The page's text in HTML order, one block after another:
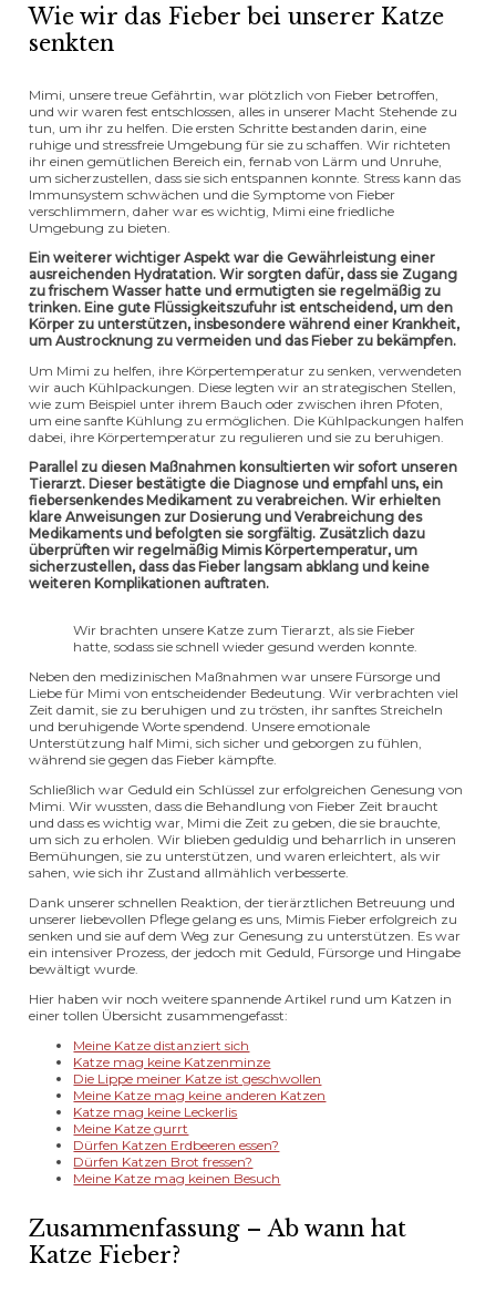
Wie wir das Fieber bei unserer Katze
senkten
Mimi, unsere treue Gefährtin, war plötzlich von Fieber betroffen,
und wir waren fest entschlossen, alles in unserer Macht Stehende zu
tun, um ihr zu helfen. Die ersten Schritte bestanden darin, eine
ruhige und stressfreie Umgebung für sie zu schaffen. Wir richteten
ihr einen gemütlichen Bereich ein, fernab von Lärm und Unruhe,
um sicherzustellen, dass sie sich entspannen konnte. Stress kann das
Immunsystem schwächen und die Symptome von Fieber
verschlimmern, daher war es wichtig, Mimi eine friedliche
Umgebung zu bieten.
Ein weiterer wichtiger Aspekt war die Gewährleistung einer
ausreichenden Hydratation. Wir sorgten dafür, dass sie Zugang
zu frischem Wasser hatte und ermutigten sie regelmäßig zu
trinken. Eine gute Flüssigkeitszufuhr ist entscheidend, um den
Körper zu unterstützen, insbesondere während einer Krankheit,
um Austrocknung zu vermeiden und das Fieber zu bekämpfen.
Um Mimi zu helfen, ihre Körpertemperatur zu senken, verwendeten
wir auch Kühlpackungen. Diese legten wir an strategischen Stellen,
wie zum Beispiel unter ihrem Bauch oder zwischen ihren Pfoten,
um eine sanfte Kühlung zu ermöglichen. Die Kühlpackungen halfen
dabei, ihre Körpertemperatur zu regulieren und sie zu beruhigen.
Parallel zu diesen Maßnahmen konsultierten wir sofort unseren
Tierarzt. Dieser bestätigte die Diagnose und empfahl uns, ein
fiebersenkendes Medikament zu verabreichen. Wir erhielten
klare Anweisungen zur Dosierung und Verabreichung des
Medikaments und befolgten sie sorgfältig. Zusätzlich dazu
überprüften wir regelmäßig Mimis Körpertemperatur, um
sicherzustellen, dass das Fieber langsam abklang und keine
weiteren Komplikationen auftraten.
Wir brachten unsere Katze zum Tierarzt, als sie Fieber
hatte, sodass sie schnell wieder gesund werden konnte.
Neben den medizinischen Maßnahmen war unsere Fürsorge und
Liebe für Mimi von entscheidender Bedeutung. Wir verbrachten viel
Zeit damit, sie zu beruhigen und zu trösten, ihr sanftes Streicheln
und beruhigende Worte spendend. Unsere emotionale
Unterstützung half Mimi, sich sicher und geborgen zu fühlen,
während sie gegen das Fieber kämpfte.
Schließlich war Geduld ein Schlüssel zur erfolgreichen Genesung von
Mimi. Wir wussten, dass die Behandlung von Fieber Zeit braucht
und dass es wichtig war, Mimi die Zeit zu geben, die sie brauchte,
um sich zu erholen. Wir blieben geduldig und beharrlich in unseren
Bemühungen, sie zu unterstützen, und waren erleichtert, als wir
sahen, wie sich ihr Zustand allmählich verbesserte.
Dank unserer schnellen Reaktion, der tierärztlichen Betreuung und
unserer liebevollen Pflege gelang es uns, Mimis Fieber erfolgreich zu
senken und sie auf dem Weg zur Genesung zu unterstützen. Es war
ein intensiver Prozess, der jedoch mit Geduld, Fürsorge und Hingabe
bewältigt wurde.
Hier haben wir noch weitere spannende Artikel rund um Katzen in
einer tollen Übersicht zusammengefasst:
Meine Katze distanziert sich
Katze mag keine Katzenminze
Die Lippe meiner Katze ist geschwollen
Meine Katze mag keine anderen Katzen
Katze mag keine Leckerlis
Meine Katze gurrt
Dürfen Katzen Erdbeeren essen?
Dürfen Katzen Brot fressen?
Meine Katze mag keinen Besuch
Zusammenfassung – Ab wann hat
Katze Fieber?